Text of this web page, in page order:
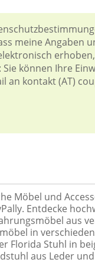
meine Angaben
können Ihre
an kontakt (AT)
Möbel und
Entdecke
aus
in
Florida Stuhl in
aus Leder